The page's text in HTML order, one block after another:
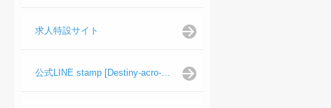
求人特設サイト
公式LINE stamp [Destiny-acro-如月龍代表]